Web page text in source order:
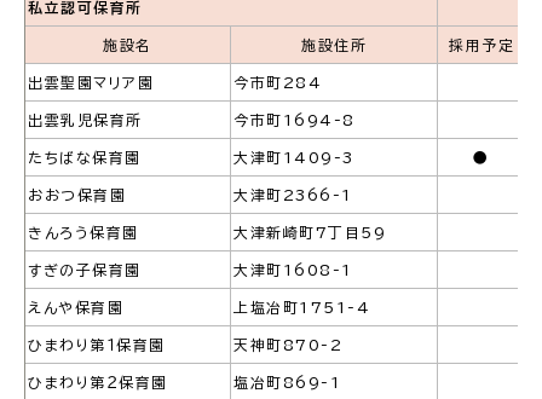
妊娠・出産 子育て
入園・入学 結婚・離婚
引っ越し 就職・転職・退職
私立認可保育所
施設名 施設住所 採用予定
出雲聖園マリア園 今市町284
出雲乳児保育所 今市町1694-8
たちばな保育園 大津町1409-3 ●
おおつ保育園 大津町2366-1
きんろう保育園 大津新崎町7丁目59
すぎの子保育園 大津町1608-1
えんや保育園 上塩冶町1751-4
ひまわり第１保育園 天神町870-2
ひまわり第２保育園 塩冶町869-1